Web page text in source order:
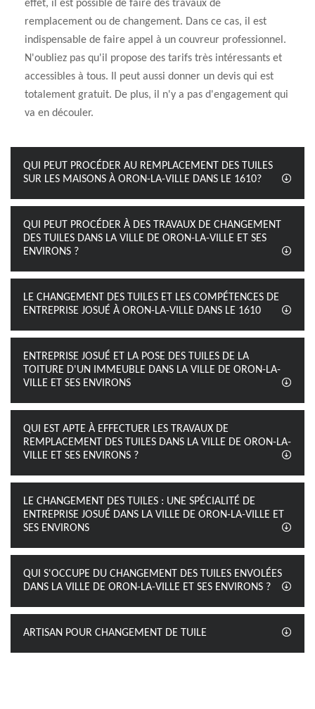
effet, il est possible de faire des travaux de
remplacement ou de changement. Dans ce cas, il est
indispensable de faire appel à un couvreur professionnel.
N'oubliez pas qu'il propose des tarifs très intéressants et
accessibles à tous. Il peut aussi donner un devis qui est
totalement gratuit. De plus, il n'y a pas d'engagement qui
va en découler.
QUI PEUT PROCÉDER AU REMPLACEMENT DES TUILES
SUR LES MAISONS À ORON-LA-VILLE DANS LE 1610?
QUI PEUT PROCÉDER À DES TRAVAUX DE CHANGEMENT
DES TUILES DANS LA VILLE DE ORON-LA-VILLE ET SES
ENVIRONS ?
LE CHANGEMENT DES TUILES ET LES COMPÉTENCES DE
ENTREPRISE JOSUÉ À ORON-LA-VILLE DANS LE 1610
ENTREPRISE JOSUÉ ET LA POSE DES TUILES DE LA
TOITURE D'UN IMMEUBLE DANS LA VILLE DE ORON-LA-
VILLE ET SES ENVIRONS
QUI EST APTE À EFFECTUER LES TRAVAUX DE
REMPLACEMENT DES TUILES DANS LA VILLE DE ORON-LA-
VILLE ET SES ENVIRONS ?
LE CHANGEMENT DES TUILES : UNE SPÉCIALITÉ DE
ENTREPRISE JOSUÉ DANS LA VILLE DE ORON-LA-VILLE ET
SES ENVIRONS
QUI S'OCCUPE DU CHANGEMENT DES TUILES ENVOLÉES
DANS LA VILLE DE ORON-LA-VILLE ET SES ENVIRONS ?
ARTISAN POUR CHANGEMENT DE TUILE